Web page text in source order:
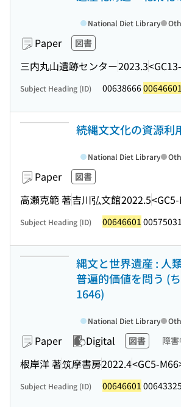
Paper 図書
三内丸山遺跡センター2023.3
National Diet Library
Subject Heading (ID) 0063866600646601
続縄文文化の資源利
Paper 図書
高瀬克範 著吉川弘文館2022.5
National Diet Library
Subject Heading (ID) 00646601 00575031
縄文と世界遺産 : 人
普遍的価値を問う (
1646)
Paper Digital 図書 障
根岸洋 著筑摩書房2022.4<GC5-
National Diet Library
Subject Heading (ID) 00646601